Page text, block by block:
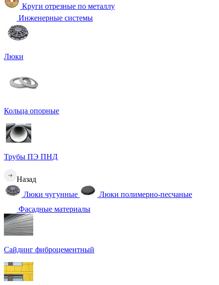
Круги отрезные по металлу
Инженерные системы
Люки
Кольца опорные
Трубы ПЭ ПНД
Назад
Люки чугунные
Люки полимерно-песчаные
Фасадные материалы
Сайдинг фиброцементный